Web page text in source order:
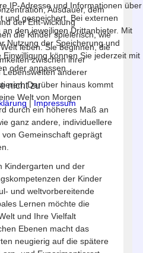
Ausdauer, dem
der Ent-wicklung
die Kinder spielerisch, wie
leben. Sie beginnen, die
zwischen ihrer
anderer
Darüber hinaus kommt
Welt von Morgen
durch ein höheres Maß an
ganz andere, individuellere
Gemeinschaft geprägt
Kindergarten und der
der Kinder
und weltvorbereitende
Lernen möchte die
und Ihre Vielfalt
Ebenen macht das
neugierig auf die spätere
IP-Adresse und Informationen über
und gespeichert. Bei externen
den jeweiligen Drittanbieter. Mit
Nutzung der Speicherung und
können Sie jederzeit mit
oder anpassen.
nicht zu
|Impressum